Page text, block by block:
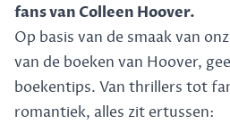
fans van Colleen Hoover.
Op basis van de smaak van
van de boeken van Hoover,
boekentips. Van thrillers tot
romantiek, alles zit ertussen: